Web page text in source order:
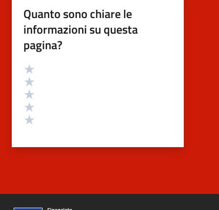
Quanto sono chiare le
informazioni su questa
pagina?
Valutazione